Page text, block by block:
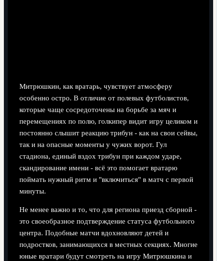
Митрюшкин, как вратарь, чувствует атмосферу
особенно остро. В отличие от полевых футболистов,
которые чаще сосредоточены на борьбе за мяч и
перемещениях по полю, голкипер видит игру целиком и
постоянно слышит реакцию трибун - как на свои сейвы,
так и на опасные моменты у чужих ворот. Гул
стадиона, единый вздох трибун при каждом ударе,
скандирование имени - всё это помогает вратарю
поймать нужный ритм и "включиться" в матч с первой
минуты.
Не менее важно и то, что для региона приезд сборной -
это своеобразное подтверждение статуса футбольного
центра. Подобные матчи вдохновляют детей и
подростков, занимающихся в местных секциях. Многие
юные вратари будут смотреть на игру Митрюшкина и